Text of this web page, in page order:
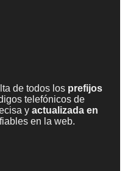
de todos los prefijos
telefónicos de
y actualizada en
en la web.